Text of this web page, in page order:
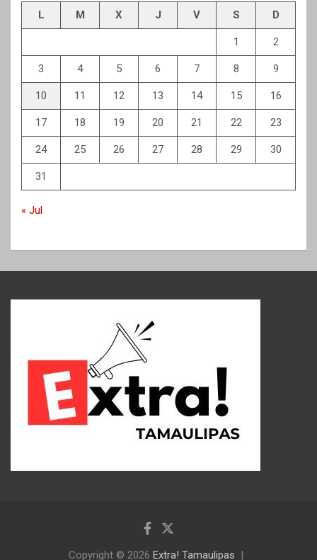
L M X J V S D
1 2
3 4 5 6 7 8 9
10 11 12 13 14 15 16
17 18 19 20 21 22 23
24 25 26 27 28 29 30
31
« Jul
Copyright © 2026 Extra! Tamaulipas